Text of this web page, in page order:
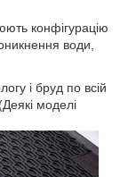
конфігурацію
води,
і бруд по всій
моделі